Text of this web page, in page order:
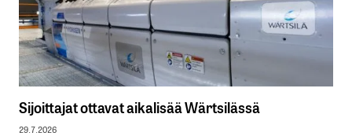
Sijoittajat ottavat aikalisää Wärtsilässä
29.7.2026